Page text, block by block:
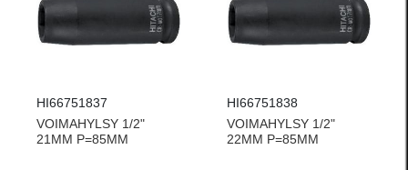
HI66751837
VOIMAHYLSY 1/2"
21MM P=85MM
HI66751838
VOIMAHYLSY 1/2"
22MM P=85MM